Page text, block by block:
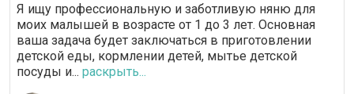
Я ищу профессиональную и заботливую няню для
моих малышей в возрасте от 1 до 3 лет. Основная
ваша задача будет заключаться в приготовлении
детской еды, кормлении детей, мытье детской
посуды и... раскрыть...